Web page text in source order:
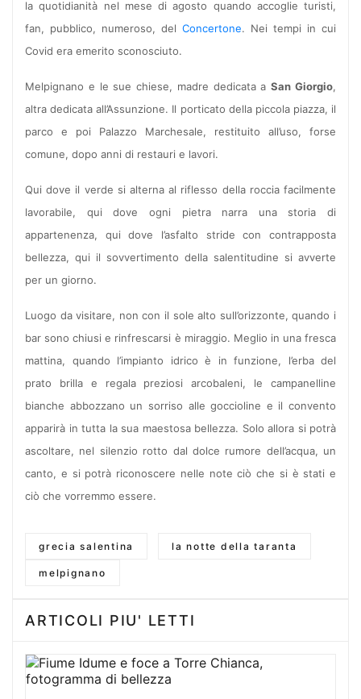
la quotidianità nel mese di agosto quando accoglie turisti,
fan, pubblico, numeroso, del Concertone. Nei tempi in cui
Covid era emerito sconosciuto.
Melpignano e le sue chiese, madre dedicata aSan Giorgio,
altra dedicata all’Assunzione. Il porticato della piccola piazza, il
parco e poi Palazzo Marchesale, restituito all’uso, forse
comune, dopo anni di restauri e lavori.
Qui dove il verde si alterna al riflesso della roccia facilmente
lavorabile, qui dove ogni pietra narra una storia di
appartenenza, qui dove l’asfalto stride con contrapposta
bellezza, qui il sovvertimento della salentitudine si avverte
per un giorno.
Luogo da visitare, non con il sole alto sull’orizzonte, quando i
bar sono chiusi e rinfrescarsi è miraggio. Meglio in una fresca
mattina, quando l’impianto idrico è in funzione, l’erba del
prato brilla e regala preziosi arcobaleni, le campanelline
bianche abbozzano un sorriso alle goccioline e il convento
apparirà in tutta la sua maestosa bellezza. Solo allora si potrà
ascoltare, nel silenzio rotto dal dolce rumore dell’acqua, un
canto, e si potrà riconoscere nelle note ciò che si è stati e
ciò che vorremmo essere.
grecia salentina la notte della taranta
melpignano
ARTICOLI PIU' LETTI